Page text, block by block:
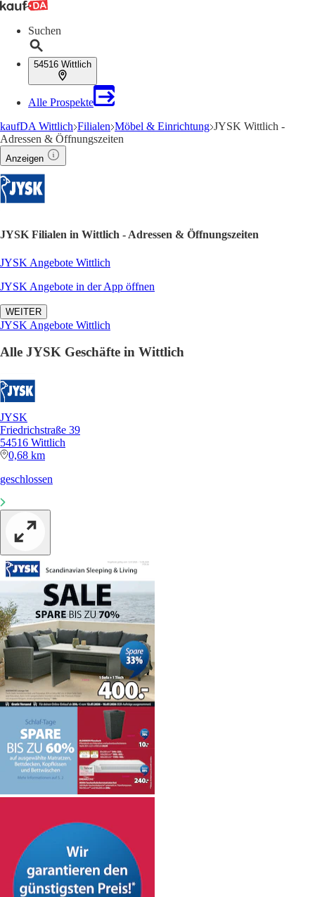
Suchen
54516 Wittlich
Alle Prospekte
kaufDA Wittlich Filialen Möbel & Einrichtung JYSK Wittlich -
Adressen & Öffnungszeiten
Anzeigen
JYSK Filialen in Wittlich - Adressen & Öffnungszeiten
JYSK Angebote Wittlich
JYSK Angebote in der App öffnen
WEITER
JYSK Angebote Wittlich
Alle JYSK Geschäfte in Wittlich
JYSK
Friedrichstraße 39
54516 Wittlich
0,68 km
geschlossen